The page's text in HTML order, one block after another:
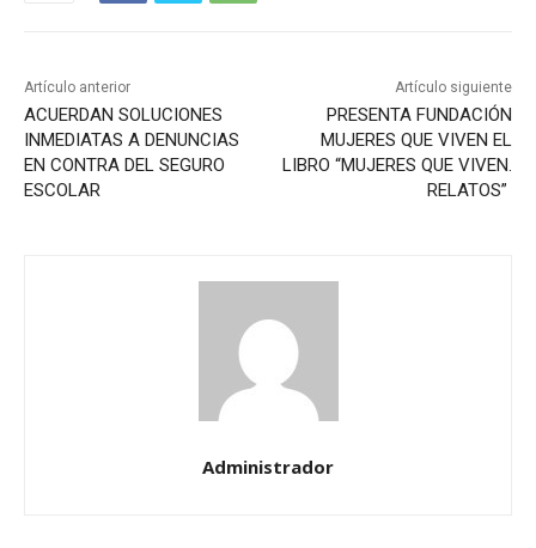
Artículo anterior
ACUERDAN SOLUCIONES
INMEDIATAS A DENUNCIAS
EN CONTRA DEL SEGURO
ESCOLAR
Artículo siguiente
PRESENTA FUNDACIÓN
MUJERES QUE VIVEN EL
LIBRO “MUJERES QUE VIVEN.
RELATOS”
Administrador